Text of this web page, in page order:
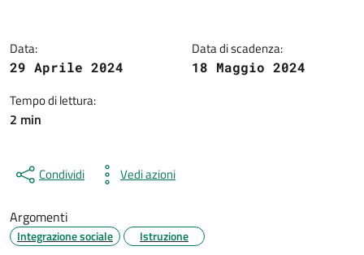
Data:
29 Aprile 2024
Data di scadenza:
18 Maggio 2024
Tempo di lettura:
2 min
Condividi Vedi azioni
Argomenti
Integrazione sociale Istruzione